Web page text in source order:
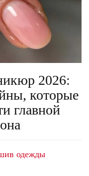
2026:
которые
главной